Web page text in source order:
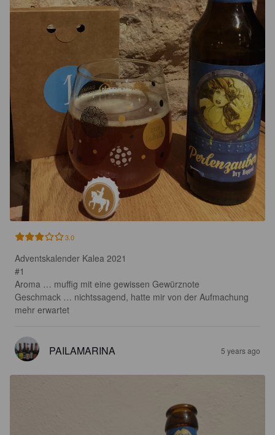
3.0
Adventskalender Kalea 2021
#1
Aroma … muffig mit eine gewissen Gewürznote
Geschmack … nichtssagend, hatte mir von der Aufmachung
mehr erwartet
PAILAMARINA 5 years ago